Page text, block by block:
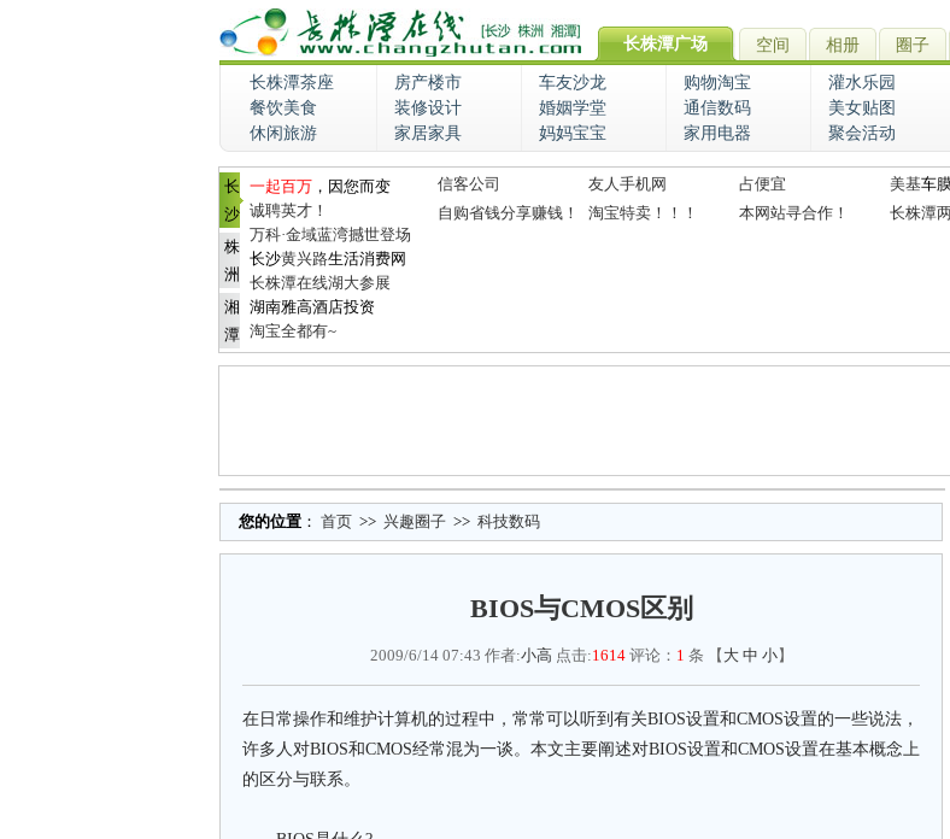
长株潭广场 空间 相册 圈子
长株潭茶座 房产楼市 车友沙龙 购物淘宝 灌水乐园
餐饮美食
装修设计 婚姻学堂 通信数码 美女贴图
休闲旅游
家居家具 妈妈宝宝 家用电器 聚会活动
长
沙
株
洲
湘
潭
一起百万 ，因您而变
诚聘英才！
万科·金域蓝湾撼世登场
长沙黄兴路生活消费网
长株潭在线湖大参展
湖南雅高酒店投资
淘宝全都有~
信客公司 友人手机网 占便宜 美基车
自购省钱分享赚钱！
淘宝特卖！！！ 本网站寻合作！ 长株潭
您的位置 ： 首页 >> 兴趣圈子 >> 科技数码
BIOS与CMOS区别
2009/6/14 07:43 作者:小高点击:1614评论： 1 条 【 大 中 小】
在日常操作和维护计算机的过程中，常常可以听到有关BIOS设置和CMOS设置的一些说法，
许多人对BIOS和CMOS经常混为一谈。本文主要阐述对BIOS设置和CMOS设置在基本概念上
的区分与联系。